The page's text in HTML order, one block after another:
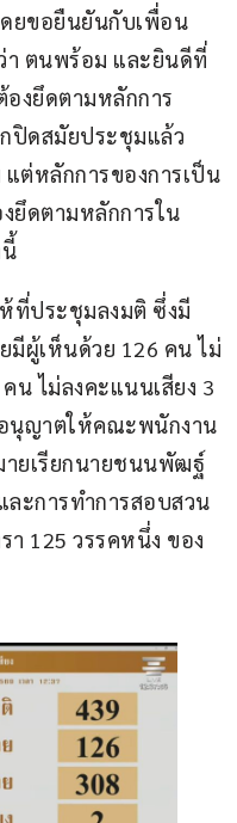
ดยขอยืนยันกับเพื่อน
า ตนพร้อม และยินดีที่
องยึดตามหลักการ
กปิดสมัยประชุมแล้ว
ต่หลักการของการเป็น
ยึดตามหลักการใน
ที่ประชุมลงมติ ซึ่งมี
มีผู้เห็นด้วย 126 คน ไม่
น ไม่ลงคะแนนเสียง 3
นุญาตให้คณะพนักงาน
ยเรียกนายชนนพัฒฐ์
ะการทำการสอบสวน
125 วรรคหนึ่ง ของ